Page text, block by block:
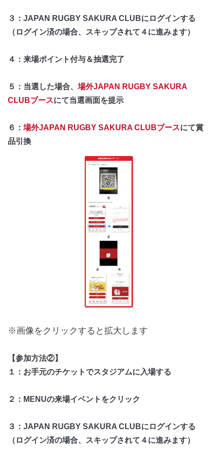
３：JAPAN RUGBY SAKURA CLUBにログインする
（ログイン済の場合、スキップされて４に進みます）
４：来場ポイント付与＆抽選完了
５：当選した場合、 場外JAPAN RUGBY SAKURA
CLUBブースにて当選画面を提示
６： 場外JAPAN RUGBY SAKURA CLUBブースにて賞
品引換
※画像をクリックすると拡大します
【参加方法②】
１：お手元のチケットでスタジアムに入場する
２：MENUの来場イベントをクリック
３：JAPAN RUGBY SAKURA CLUBにログインする
（ログイン済の場合、スキップされて４に進みます）